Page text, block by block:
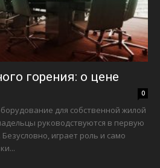
горения: о цене
0
для собственной жилой
руководствуются в первую
играет роль и само